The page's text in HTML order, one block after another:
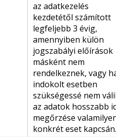
az adatkezelés
kezdetétől számított
legfeljebb 3 évig,
amennyiben külön
jogszabályi előírások
másként nem
rendelkeznek, vagy
indokolt esetben
szükségessé nem
az adatok hosszabb
megőrzése
konkrét eset kapcsán.